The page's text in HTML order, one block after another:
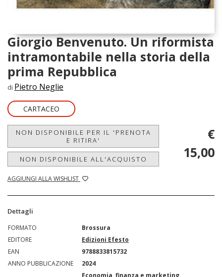
Giorgio Benvenuto. Un riformista
intramontabile nella storia della
prima Repubblica
di Pietro Neglie
CARTACEO
NON DISPONIBILE PER IL 'PRENOTA
E RITIRA'
NON DISPONIBILE ALL'ACQUISTO
AGGIUNGI ALLA WISHLIST
€
15,00
Dettagli
FORMATO
Brossura
EDITORE
Edizioni Efesto
EAN
9788833815732
ANNO PUBBLICAZIONE
2024
Economia, finanza e marketing